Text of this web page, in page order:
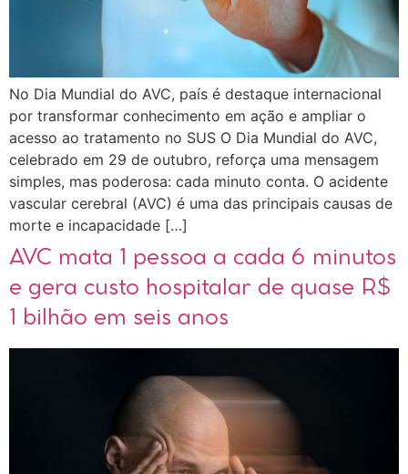
No Dia Mundial do AVC, país é destaque internacional
por transformar conhecimento em ação e ampliar o
acesso ao tratamento no SUS O Dia Mundial do AVC,
celebrado em 29 de outubro, reforça uma mensagem
simples, mas poderosa: cada minuto conta. O acidente
vascular cerebral (AVC) é uma das principais causas de
morte e incapacidade […]
AVC mata 1 pessoa a cada 6 minutos
e gera custo hospitalar de quase R$
1 bilhão em seis anos